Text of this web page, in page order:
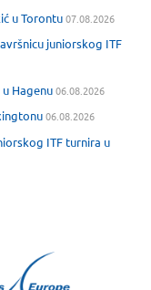
u Torontu07.08.2026
juniorskog ITF
Hagenu06.08.2026
06.08.2026
ITF turnira u